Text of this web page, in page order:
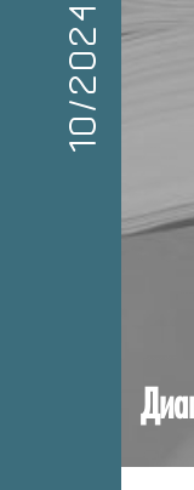
10/2024